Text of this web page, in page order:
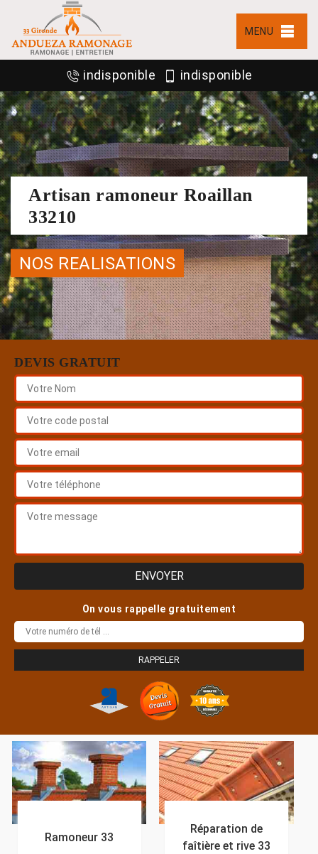
MENU
indisponible indisponible
Artisan ramoneur Roaillan
33210
NOS REALISATIONS
DEVIS GRATUIT
On vous rappelle gratuitement
Ramoneur 33
Réparation de
faîtière et rive 33